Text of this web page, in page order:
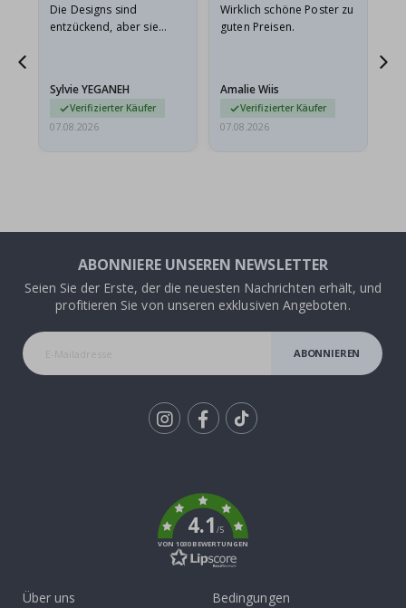
Die Designs sind
entzückend, aber sie
sie…
Sylvie YEGANEH
Verifizierter Käufer
07.08.2026
Wirklich schöne Poster zu
guten Preisen.
Amalie Wiis
Verifizierter Käufer
07.08.2026
ABONNIERE UNSEREN NEWSLETTER
Seien Sie der Erste, der die neuesten Nachrichten erhält, und
profitieren Sie von unseren exklusiven Angeboten.
ABONNIEREN
4.1/5
VON 1030 BEWERTUNGEN
Über uns
Bedingungen